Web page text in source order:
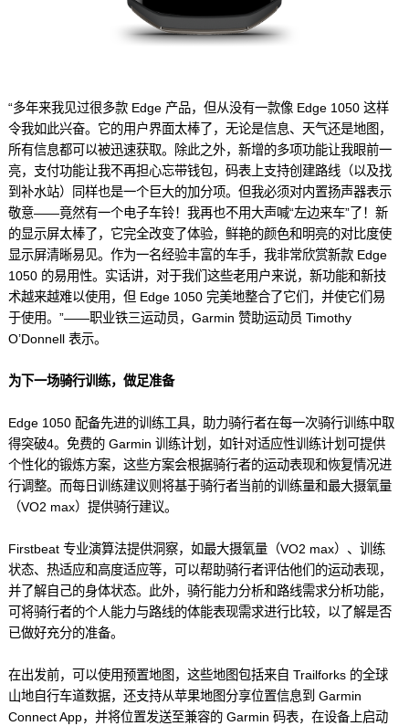
“多年来我见过很多款 Edge 产品，但从没有一款像 Edge 1050 这样
令我如此兴奋。它的用户界面太棒了，无论是信息、天气还是地图，
所有信息都可以被迅速获取。除此之外，新增的多项功能让我眼前一
亮，支付功能让我不再担心忘带钱包，码表上支持创建路线（以及找
到补水站）同样也是一个巨大的加分项。但我必须对内置扬声器表示
敬意——竟然有一个电子车铃！我再也不用大声喊“左边来车”了！新
的显示屏太棒了，它完全改变了体验，鲜艳的颜色和明亮的对比度使
显示屏清晰易见。作为一名经验丰富的车手，我非常欣赏新款 Edge
1050 的易用性。实话讲，对于我们这些老用户来说，新功能和新技
术越来越难以使用，但 Edge 1050 完美地整合了它们，并使它们易
于使用。”——职业铁三运动员，Garmin 赞助运动员 Timothy
O’Donnell 表示。
为下一场骑行训练，做足准备
Edge 1050 配备先进的训练工具，助力骑行者在每一次骑行训练中取
得突破4。免费的 Garmin 训练计划，如针对适应性训练计划可提供
个性化的锻炼方案，这些方案会根据骑行者的运动表现和恢复情况进
行调整。而每日训练建议则将基于骑行者当前的训练量和最大摄氧量
（VO2 max）提供骑行建议。
Firstbeat 专业演算法提供洞察，如最大摄氧量（VO2 max）、训练
状态、热适应和高度适应等，可以帮助骑行者评估他们的运动表现，
并了解自己的身体状态。此外，骑行能力分析和路线需求分析功能，
可将骑行者的个人能力与路线的体能表现需求进行比较，以了解是否
已做好充分的准备。
在出发前，可以使用预置地图，这些地图包括来自 Trailforks 的全球
山地自行车道数据，还支持从苹果地图分享位置信息到 Garmin
Connect App，并将位置发送至兼容的 Garmin 码表，在设备上启动